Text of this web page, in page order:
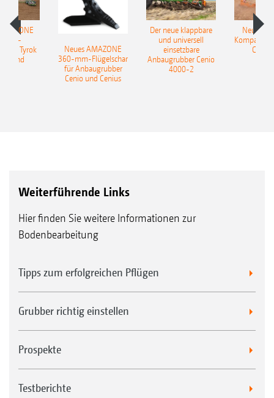
Tyrok
Neues AMAZONE
360-mm-Flügelschar
für Anbaugrubber
Cenio und Cenius
Der neue klappbare
und universell
einsetzbare
Anbaugrubber Cenio
4000-2
Neue
Weiterführende Links
Hier finden Sie weitere Informationen zur
Bodenbearbeitung
Tipps zum erfolgreichen Pflügen
Grubber richtig einstellen
Prospekte
Testberichte